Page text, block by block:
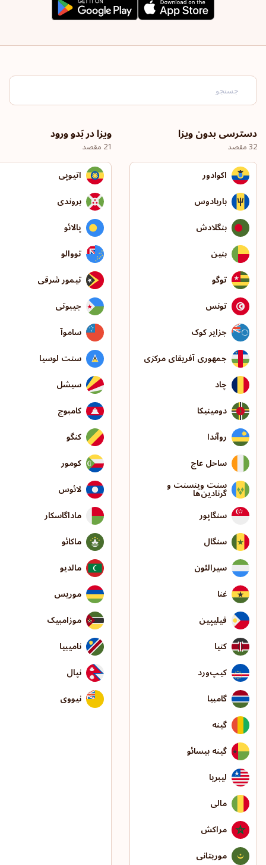
دسترسی بدون ویزا
32 مقصد
اکوادور
باربادوس
بنگلادش
بنین
توگو
تونس
جزایر کوک
جمهوری آفریقای مرکزی
چاد
دومینیکا
روآندا
ساحل عاج
سنت وینسنت و
گرنادین‌ها
سنگاپور
سنگال
سیرالئون
غنا
فیلیپین
کنیا
کیپ‌ورد
گامبیا
گینه
گینه بیسائو
لیبریا
مالی
مراکش
موریتانی
ویزا در بَدو ورود
21 مقصد
اتیوپی
بروندی
پالائو
تووالو
تیمور شرقی
جیبوتی
ساموآ
سنت لوسیا
سیشل
کامبوج
کنگو
کومور
لائوس
ماداگاسکار
ماکائو
مالدیو
موریس
موزامبیک
نامیبیا
نپال
نیووی